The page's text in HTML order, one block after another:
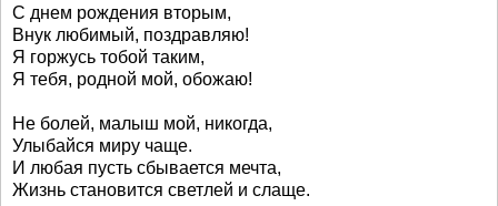
С днем рождения вторым,
Внук любимый, поздравляю!
Я горжусь тобой таким,
Я тебя, родной мой, обожаю!
Не болей, малыш мой, никогда,
Улыбайся миру чаще.
И любая пусть сбывается мечта,
Жизнь становится светлей и слаще.